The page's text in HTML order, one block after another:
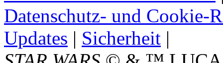
Datenschutz- und Cookie-
Updates | Sicherheit |